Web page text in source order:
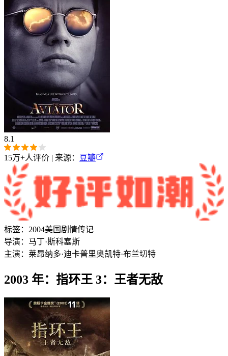
8.1
15万+人评价 | 来源： 豆瓣
标签： 2004美国 剧情传记
导演： 马丁·斯科塞斯
主演： 莱昂纳多·迪卡普里奥凯特·布兰切特
2003 年：指环王 3：王者无敌